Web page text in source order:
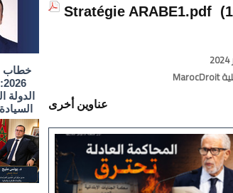
خطاب
الدولة
Stratégie ARABE1.pdf
عناوين أخرى